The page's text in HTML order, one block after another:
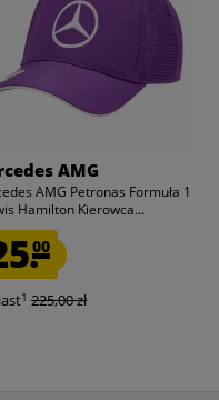
AMG
AMG Petronas Formuła 1
Hamilton Kierowca...
00
1 225,00 zł